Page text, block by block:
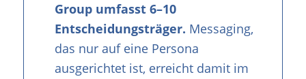
Group umfasst 6–10
Entscheidungsträger. Messaging,
das nur auf eine Persona
ausgerichtet ist, erreicht damit im